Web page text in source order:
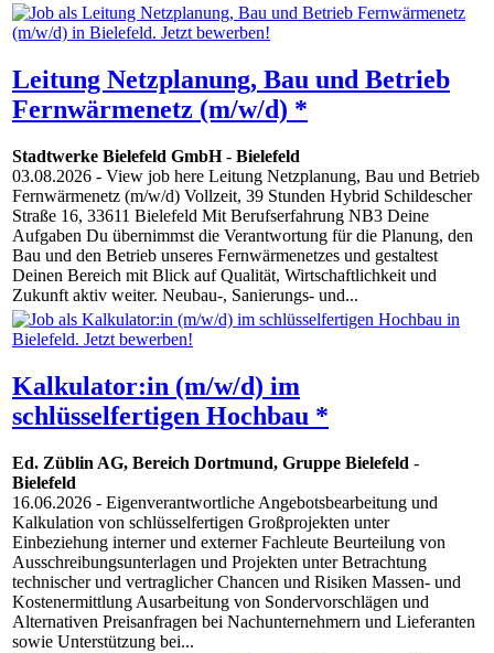
Leitung Netzplanung, Bau und Betrieb
Fernwärmenetz (m/w/d) *
Stadtwerke Bielefeld GmbH- Bielefeld
03.08.2026 - View job here Leitung Netzplanung, Bau und Betrieb
Fernwärmenetz (m/w/d) Vollzeit, 39 Stunden Hybrid Schildescher
Straße 16, 33611 Bielefeld Mit Berufserfahrung NB3 Deine
Aufgaben Du übernimmst die Verantwortung für die Planung, den
Bau und den Betrieb unseres Fernwärmenetzes und gestaltest
Deinen Bereich mit Blick auf Qualität, Wirtschaftlichkeit und
Zukunft aktiv weiter. Neubau-, Sanierungs- und...
Kalkulator:in (m/w/d) im
schlüsselfertigen Hochbau *
Ed. Züblin AG, Bereich Dortmund, Gruppe Bielefeld -
Bielefeld
16.06.2026 - Eigenverantwortliche Angebotsbearbeitung und
Kalkulation von schlüsselfertigen Großprojekten unter
Einbeziehung interner und externer Fachleute Beurteilung von
Ausschreibungsunterlagen und Projekten unter Betrachtung
technischer und vertraglicher Chancen und Risiken Massen- und
Kostenermittlung Ausarbeitung von Sondervorschlägen und
Alternativen Preisanfragen bei Nachunternehmern und Lieferanten
sowie Unterstützung bei...